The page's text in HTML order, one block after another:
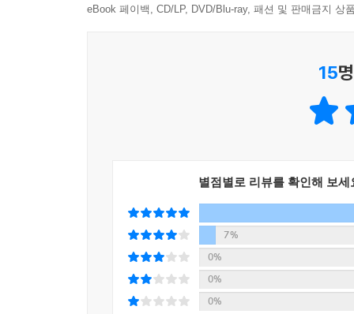
다행스럽게도 기회는 매 순간 찾아왔다. ‘나는
나는 빈 노트 한 권을 펼치고 첫 줄에 이렇게 적
를 사랑할 거야. 끝까지.” 이날이 처음이었다. 진
나는 누구나 자신에게 든든한 비빌 언덕이 될 수
겠다는 약속, 이것 하나면 충분하다.
--- p.127
내 것이었음을 인식한 뒤로는 몸을 보호하고 보살
사적인 공휴일인 ‘마음 챙기는 날’을 만들어 보
그리고 놀랍게도 선택의 순간은 매일, 매 시간 찾
돌아보면 왜 그렇게 자신에게 상처 주는 말을
말을 멈추기로 작정한 어느 날부터, 저자는 비난
“저 사람하고 부딪힌 게 날 탓할 일이야?” “정말
물음표는 비난 대신 상황을 새롭게 보게 했으며,
eBook 페이백, CD/LP, DVD/Blu-ray, 패션 및 판매금지 상
15
별점별로 리뷰를 확인해 보세
7%
0%
0%
0%